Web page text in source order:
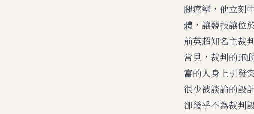
腿痙攣，他立刻
體，讓競技讓位
前英超知名主裁
常見，裁判的跑
富的人身上引發
很少被談論的設
卻幾乎不為裁判